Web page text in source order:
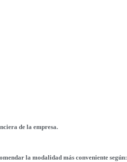
de la empresa.
la modalidad más conveniente según: